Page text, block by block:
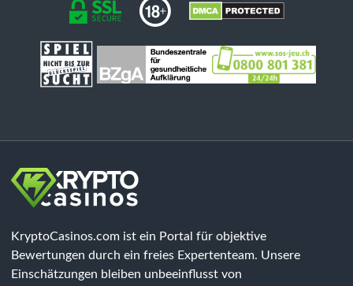
KryptoCasinos.com ist ein Portal für objektive
Bewertungen durch ein freies Expertenteam. Unsere
Einschätzungen bleiben unbeeinflusst von